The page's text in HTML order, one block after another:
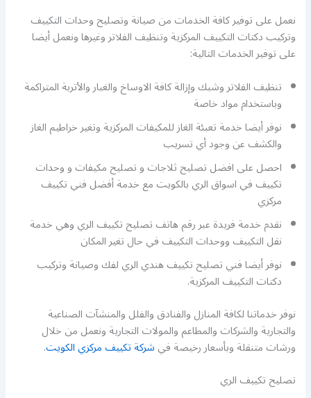
نعمل على توفير كافة الخدمات من صيانة وتصليح وحدات التكييف
وتركيب دكتات التكييف المركزية وتنظيف الفلاتر وغيرها ونعمل أيضا
على توفير الخدمات التالية:
تنظيف الفلاتر وشبك وإزالة كافة الاوساخ والغبار والأتربة المتراكمة
وباستخدام مواد خاصة
نوفر أيضا خدمة تعبئة الغاز للمكيفات المركزية وتغير خراطيم الغاز
والكشف عن وجود أي تسريب
احصل على افضل تصليح ثلاجات و تصليح مكيفات و وحدات
تكييف في اسواق الري بالكويت مع خدمة أفضل فني تكييف
مركزي
نقدم خدمة فريدة عبر رقم هاتف تصليح تكييف الري وهي خدمة
نقل التكييف ووحدات التكييف في حال تغير المكان
نوفر أيضا فني تصليح تكييف هندي الري لفك وصيانة وتركيب
دكتات التكييف المركزية.
نوفر خدماتنا لكافة المنازل والفنادق والفلل والمنشآت الصناعية
والتجارية والشركات والمطاعم والمولات التجارية ونعمل من خلال
ورشات متنقلة وبأسعار رخيصة فيشركة تكييف مركزي الكويت.
تصليح تكييف الري